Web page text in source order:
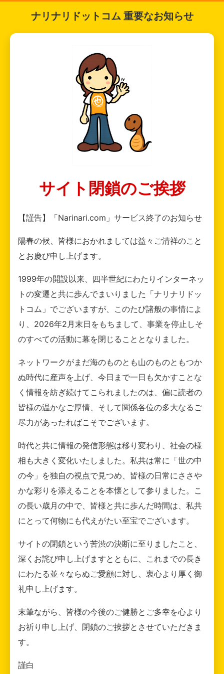
ナリナリドットコム 重要なお知らせ
サイト閉鎖のご挨拶
【謹告】「Narinari.com」サービス終了のお知らせ
陽春の候、皆様におかれましては益々ご清祥のこと
とお慶び申し上げます。
1999年の開設以来、四半世紀にわたりインターネッ
トの変遷と共に歩んでまいりました「ナリナリドッ
トコム」でございますが、このたび諸般の事情によ
り、2026年2月末日をもちまして、事業を停止しそ
のすべての活動に幕を閉じることとなりました。
ネットワークがまだ海のものとも山のものともつか
ぬ時代に産声を上げ、今日まで一日も欠かすことな
く情報を紡ぎ続けてこられましたのは、偏に読者の
皆様の温かなご厚情、そして関係各位の多大なるご
尽力があったればこそでございます。
時代と共に情報の発信形態は移り変わり、社会の様
相も大きく変化いたしました。私共は常に「世の中
の今」を独自の視点で見つめ、皆様の日常にささや
かな彩りを添えることを本懐として参りました。こ
の長い歳月の中で、皆様と共に歩んだ時間は、私共
にとって何物にも代えがたい至宝でございます。
サイトの閉鎖という苦渋の決断に至りましたこと、
深くお詫び申し上げますとともに、これまでの長き
にわたる並々ならぬご愛顧に対し、衷心より厚く御
礼申し上げます。
末筆ながら、皆様の今後のご健勝とご多幸を心より
お祈り申し上げ、閉鎖のご挨拶とさせていただきま
す。
謹白